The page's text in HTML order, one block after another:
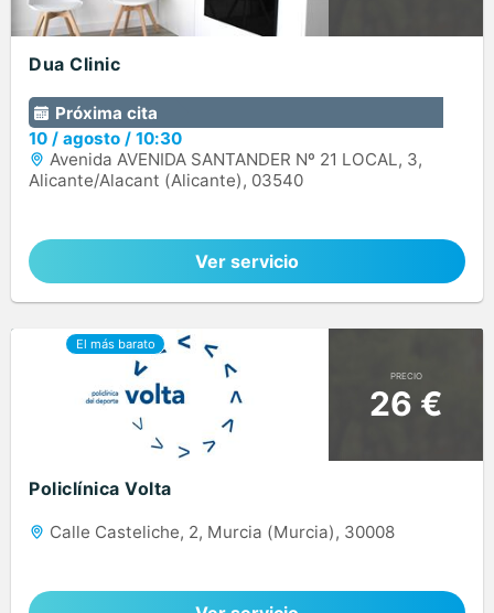
Dua Clinic
Próxima cita
10 / agosto / 10:30
Avenida AVENIDA SANTANDER Nº 21 LOCAL, 3,
Alicante/Alacant (Alicante), 03540
Ver servicio
PRECIO
26 €
Policlínica Volta
Calle Casteliche, 2, Murcia (Murcia), 30008